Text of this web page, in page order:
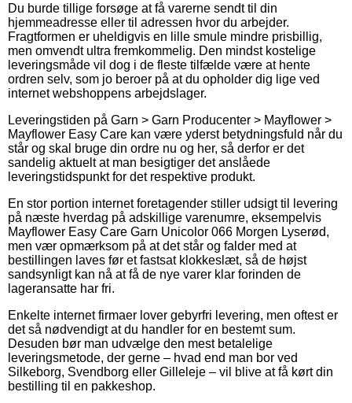
Du burde tillige forsøge at få varerne sendt til din
hjemmeadresse eller til adressen hvor du arbejder.
Fragtformen er uheldigvis en lille smule mindre prisbillig,
men omvendt ultra fremkommelig. Den mindst kostelige
leveringsmåde vil dog i de fleste tilfælde være at hente
ordren selv, som jo beroer på at du opholder dig lige ved
internet webshoppens arbejdslager.
Leveringstiden på Garn > Garn Producenter > Mayflower >
Mayflower Easy Care kan være yderst betydningsfuld når du
står og skal bruge din ordre nu og her, så derfor er det
sandelig aktuelt at man besigtiger det anslåede
leveringstidspunkt for det respektive produkt.
En stor portion internet foretagender stiller udsigt til levering
på næste hverdag på adskillige varenumre, eksempelvis
Mayflower Easy Care Garn Unicolor 066 Morgen Lyserød,
men vær opmærksom på at det står og falder med at
bestillingen laves før et fastsat klokkeslæt, så de højst
sandsynligt kan nå at få de nye varer klar forinden de
lageransatte har fri.
Enkelte internet firmaer lover gebyrfri levering, men oftest er
det så nødvendigt at du handler for en bestemt sum.
Desuden bør man udvælge den mest betalelige
leveringsmetode, der gerne – hvad end man bor ved
Silkeborg, Svendborg eller Gilleleje – vil blive at få kørt din
bestilling til en pakkeshop.